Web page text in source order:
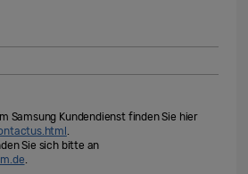
Samsung Kundendienst finden Sie hier
.
Sie sich bitte an
.